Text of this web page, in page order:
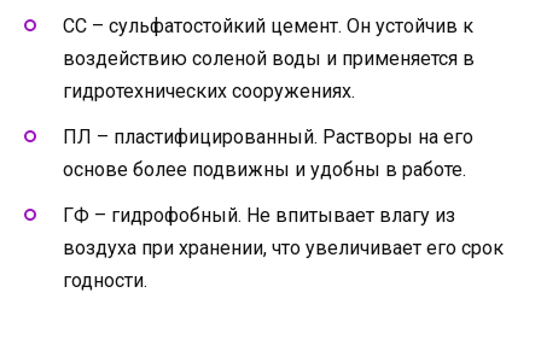
СС – сульфатостойкий цемент. Он устойчив к
воздействию соленой воды и применяется в
гидротехнических сооружениях.
ПЛ – пластифицированный. Растворы на его
основе более подвижны и удобны в работе.
ГФ – гидрофобный. Не впитывает влагу из
воздуха при хранении, что увеличивает его срок
годности.